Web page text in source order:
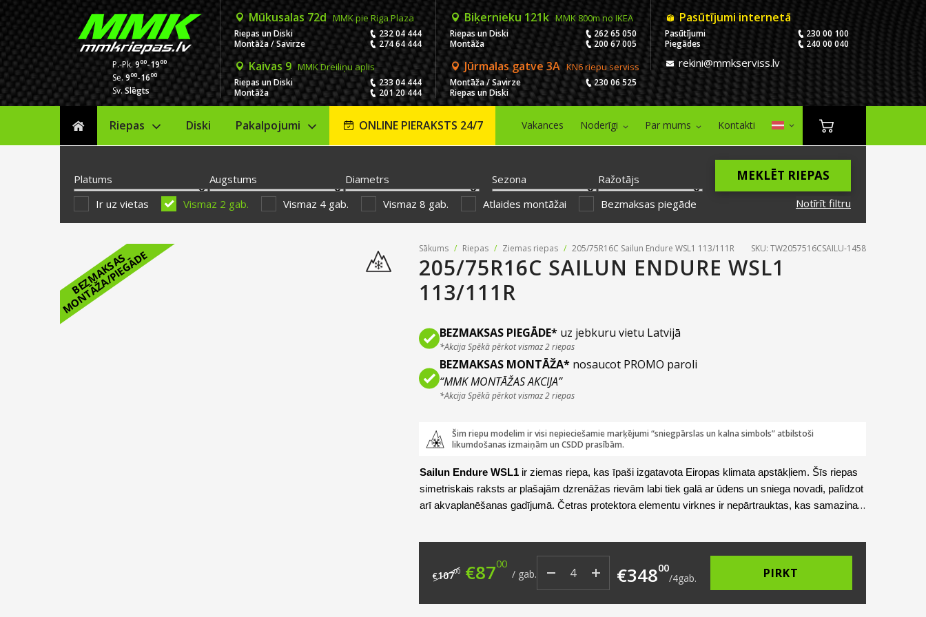
P.-Pk.900-1900
Se.900-1600
Sv.Slēgts
Mūkusalas 72d MMK pie Riga Plaza
Riepas un Diski
232 04 444
Montāža / Savirze
274 64 444
Biķernieku 121k MMK 800m no IKEA
Riepas un Diski
262 65 050
Montāža
200 67 005
Kaivas 9 MMK Dreiliņu aplis
Riepas un Diski
233 04 444
Montāža
201 20 444
Jūrmalas gatve 3A KN6 riepu serviss
Montāža / Savirze
230 06 525
Riepas un Diski
Pasūtījumi internetā
Pasūtījumi
230 00 100
Piegādes
240 00 040
rekini@mmkserviss.lv
Sākums
Riepas Diski Pakalpojumi ONLINE PIERAKSTS 24/7 Vakances Noderīgi Par mums Kontakti
Platums Augstums Diametrs Sezona
Ražotājs
Notīrīt filtru
MEKLĒT RIEPAS
Ir uz vietas Vismaz 2 gab. Vismaz 4 gab. Vismaz 8 gab. Atlaides montāžai Bezmaksas piegāde
B
E
Z
M
A
K
S
A
S
M
O
N
T
Ā
Ž
A
/
P
I
E
G
Ā
D
E Sākums / Riepas / Ziemas riepas / 205/75R16C Sailun Endure WSL1 113/111R SKU: TW2057516CSAILU-1458
205/75R16C SAILUN ENDURE WSL1
113/111R
BEZMAKSAS PIEGĀDE*uz jebkuru vietu Latvijā
*Akcija Spēkā pērkot vismaz 2 riepas
BEZMAKSAS MONTĀŽA* nosaucot PROMO paroli
“MMK MONTĀŽAS AKCIJA”
*Akcija Spēkā pērkot vismaz 2 riepas
Šim riepu modelim ir visi nepieciešamie marķējumi “sniegpārslas un kalna simbols” atbilstoši
likumdošanas izmaiņām un CSDD prasībām.
Sailun Endure WSL1 ir ziemas riepa, kas īpaši izgatavota Eiropas klimata apstākļiem. Šīs riepas
simetriskais raksts ar plašajām dzrenāžas rievām labi tiek galā ar ūdens un sniega novadi, palīdzot
arī akvaplanēšanas gadījumā. Četras protektora elementu virknes ir nepārtrauktas, kas samazina
€10700 Original price was: €107.00.
€8700 Current price is: €87.00.
/ gab. €34800
/4gab. PIRKT